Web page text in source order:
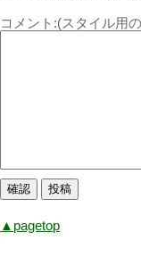
コメント:(スタイル用
▲pagetop